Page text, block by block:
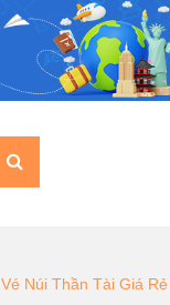
Vé Núi Thần Tài Giá